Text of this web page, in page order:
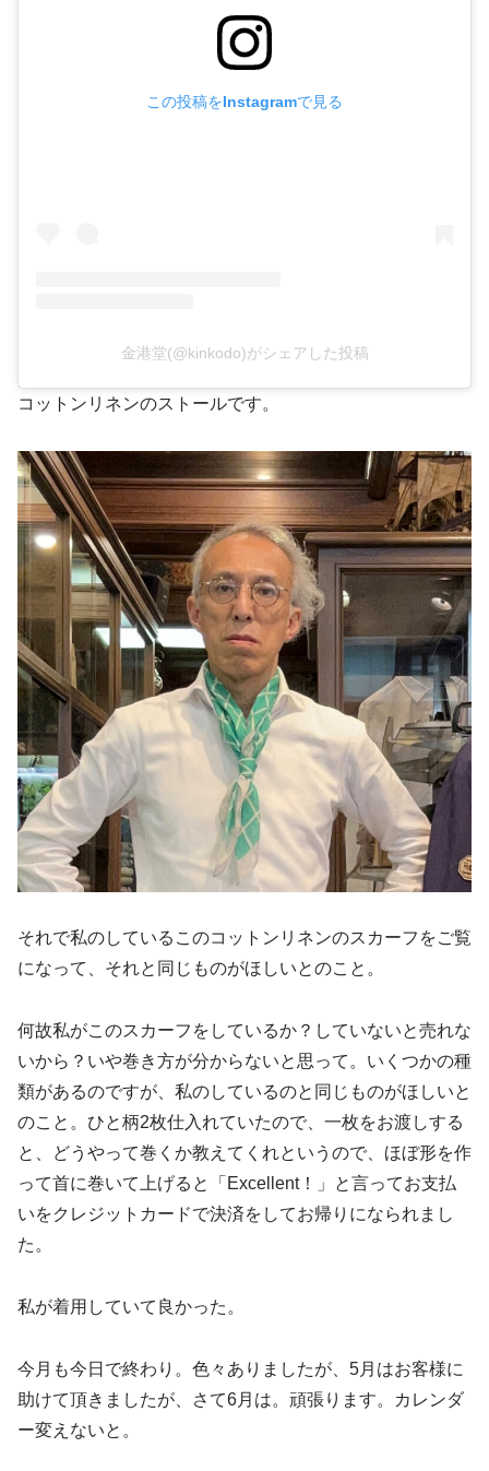
この投稿をInstagramで見る
金港堂(@kinkodo)がシェアした投稿
コットンリネンのストールです。
それで私のしているこのコットンリネンのスカーフをご覧
になって、それと同じものがほしいとのこと。
何故私がこのスカーフをしているか？していないと売れな
いから？いや巻き方が分からないと思って。いくつかの種
類があるのですが、私のしているのと同じものがほしいと
のこと。ひと柄2枚仕入れていたので、一枚をお渡しする
と、どうやって巻くか教えてくれというので、ほぼ形を作
って首に巻いて上げると「Excellent！」と言ってお支払
いをクレジットカードで決済をしてお帰りになられまし
た。
私が着用していて良かった。
今月も今日で終わり。色々ありましたが、5月はお客様に
助けて頂きましたが、さて6月は。頑張ります。カレンダ
ー変えないと。